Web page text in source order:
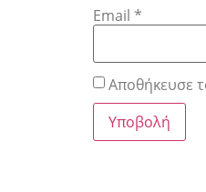
Email *
Αποθήκευσε